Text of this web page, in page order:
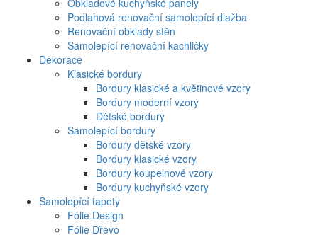
Obkladové kuchyňské panely
Podlahová renovační samolepící dlažba
Renovační obklady stěn
Samolepící renovační kachličky
Dekorace
Klasické bordury
Bordury klasické a květinové vzory
Bordury moderní vzory
Dětské bordury
Samolepící bordury
Bordury dětské vzory
Bordury klasické vzory
Bordury koupelnové vzory
Bordury kuchyňské vzory
Samolepící tapety
Fólie Design
Fólie Dřevo